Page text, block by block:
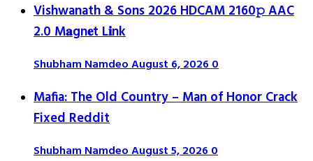
Vishwanath & Sons 2026 HDCAM 2160𝚙 AAC
2.0 M𝐚gn𝐞t L𝐢nk
Shubham NamdeoAugust 6, 20260
Mafia: The Old Country – Man of Honor Crack
Fixed Reddit
Shubham NamdeoAugust 5, 20260